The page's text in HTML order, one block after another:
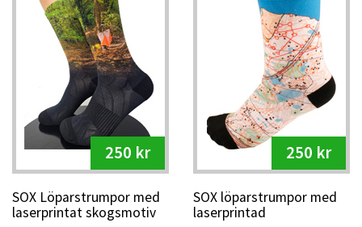
250 kr
SOX Löparstrumpor med
laserprintat skogsmotiv
250 kr
SOX löparstrumpor med
laserprintad